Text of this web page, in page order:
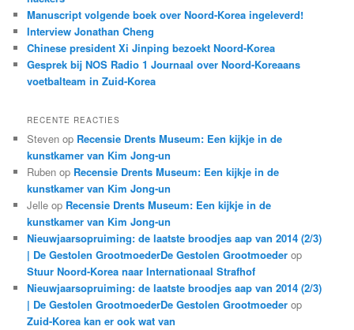
Manuscript volgende boek over Noord-Korea ingeleverd!
Interview Jonathan Cheng
Chinese president Xi Jinping bezoekt Noord-Korea
Gesprek bij NOS Radio 1 Journaal over Noord-Koreaans
voetbalteam in Zuid-Korea
RECENTE REACTIES
Steven op Recensie Drents Museum: Een kijkje in de
kunstkamer van Kim Jong-un
Ruben op Recensie Drents Museum: Een kijkje in de
kunstkamer van Kim Jong-un
Jelle op Recensie Drents Museum: Een kijkje in de
kunstkamer van Kim Jong-un
Nieuwjaarsopruiming: de laatste broodjes aap van 2014 (2/3)
| De Gestolen GrootmoederDe Gestolen Grootmoeder op
Stuur Noord-Korea naar Internationaal Strafhof
Nieuwjaarsopruiming: de laatste broodjes aap van 2014 (2/3)
| De Gestolen GrootmoederDe Gestolen Grootmoeder op
Zuid-Korea kan er ook wat van